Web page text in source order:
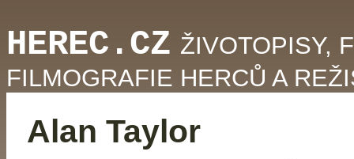
HEREC.CZ ŽIVOTOPISY,
FILMOGRAFIE HERCŮ A
Alan Taylor